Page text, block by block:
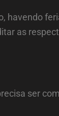
havendo
as
ser